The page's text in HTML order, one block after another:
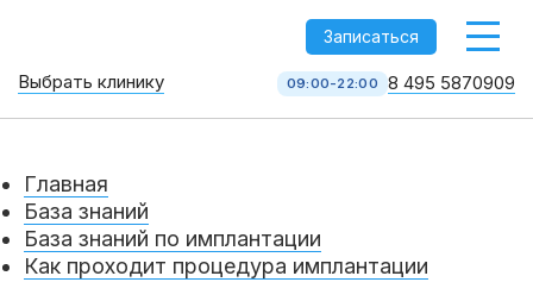
Записаться
8 495 587 09 09
Выбрать клинику 09:00-22:00 8 495 5870909
Главная
База знаний
База знаний по имплантации
Как проходит процедура имплантации